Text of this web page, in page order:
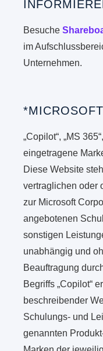
Besuche
im
Unternehmen.
*MICROSOFT
„Copilot“, „MS
eingetragene
Diese Website
vertraglichen oder
zur Microsoft
angebotenen
sonstigen
unabhängig und
Beauftragung
Begriffs „Copilot“
beschreibender
Schulungs- und
genannten